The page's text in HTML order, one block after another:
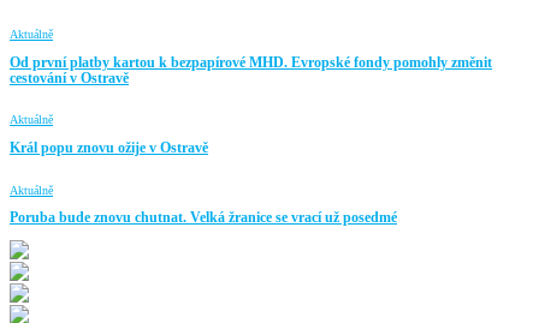
Aktuálně
Od první platby kartou k bezpapírové MHD. Evropské fondy pomohly změnit
cestování v Ostravě
Aktuálně
Král popu znovu ožije v Ostravě
Aktuálně
Poruba bude znovu chutnat. Velká žranice se vrací už posedmé